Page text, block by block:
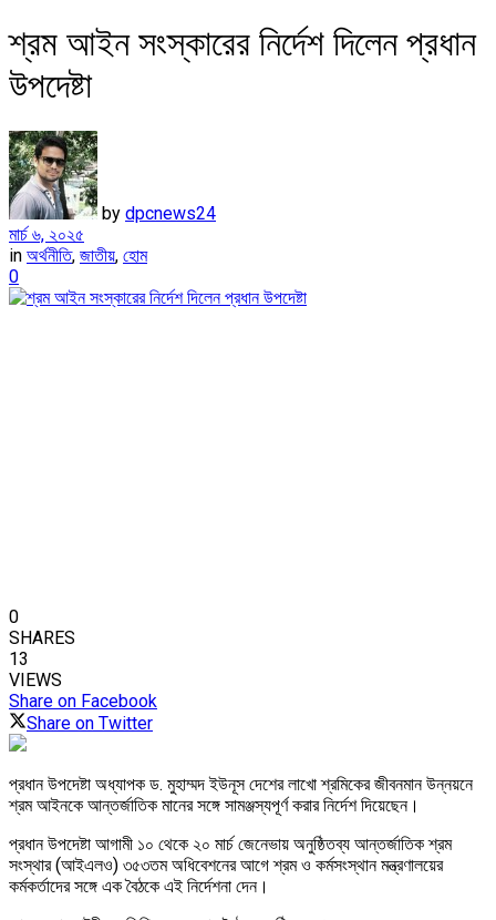
শ্রম আইন সংস্কারের নির্দেশ দিলেন প্রধান
উপদেষ্টা
by dpcnews24
মার্চ ৬, ২০২৫
in অর্থনীতি, জাতীয়, হোম
0
0
SHARES
13
VIEWS
Share on Facebook
Share on Twitter
প্রধান উপদেষ্টা অধ্যাপক ড. মুহাম্মদ ইউনূস দেশের লাখো শ্রমিকের জীবনমান উন্নয়নে
শ্রম আইনকে আন্তর্জাতিক মানের সঙ্গে সামঞ্জস্যপূর্ণ করার নির্দেশ দিয়েছেন।
প্রধান উপদেষ্টা আগামী ১০ থেকে ২০ মার্চ জেনেভায় অনুষ্ঠিতব্য আন্তর্জাতিক শ্রম
সংস্থার (আইএলও) ৩৫৩তম অধিবেশনের আগে শ্রম ও কর্মসংস্থান মন্ত্রণালয়ের
কর্মকর্তাদের সঙ্গে এক বৈঠকে এই নির্দেশনা দেন।